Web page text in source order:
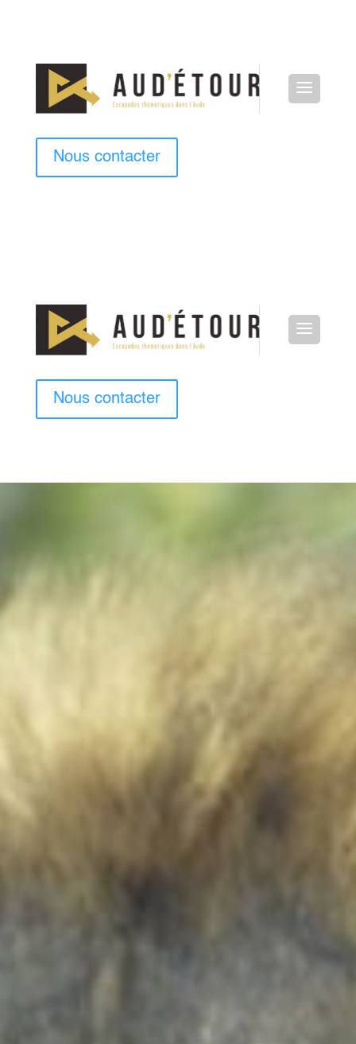
Nous contacter
Nous contacter